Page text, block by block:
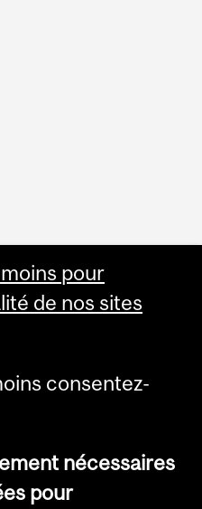
pour
de nos sites
consentez-
nécessaires
pour